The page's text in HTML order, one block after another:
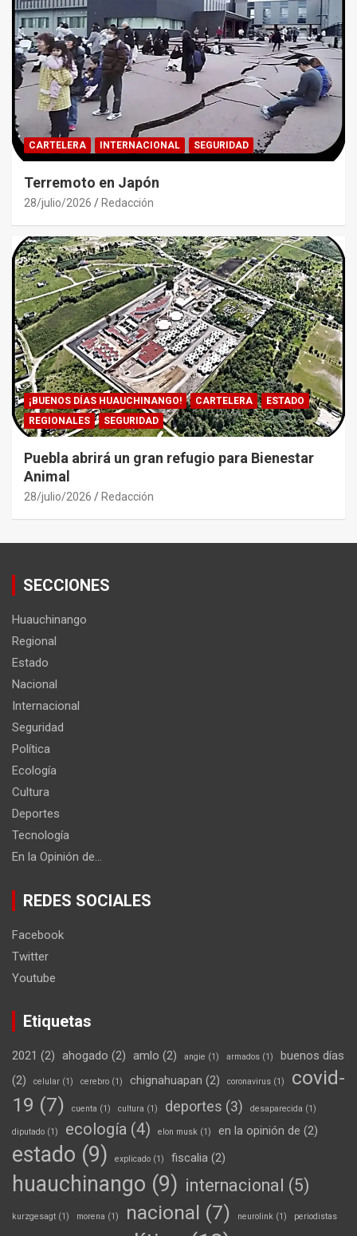
CARTELERA INTERNACIONAL SEGURIDAD
Terremoto en Japón
28/julio/2026 Redacción
¡BUENOS DÍAS HUAUCHINANGO! CARTELERA
ESTADO
REGIONALES
SEGURIDAD
Puebla abrirá un gran refugio para Bienestar
Animal
28/julio/2026 Redacción
SECCIONES
Huauchinango
Regional
Estado
Nacional
Internacional
Seguridad
Política
Ecología
Cultura
Deportes
Tecnología
En la Opinión de…
REDES SOCIALES
Facebook
Twitter
Youtube
Etiquetas
2021 (2) ahogado (2) amlo (2) angie (1) armados (1)
buenos días
(2)
celular (1) cerebro (1) chignahuapan (2) coronavirus (1)
covid-
19 (7) cuenta (1) cultura (1) deportes (3) desaparecida (1)
diputado (1) ecología (4) elon musk (1) en la opinión de (2)
estado (9) explicado (1) fiscalia (2)
huauchinango (9) internacional (5)
kurzgesagt (1) morena (1) nacional (7) neurolink (1) periodistas